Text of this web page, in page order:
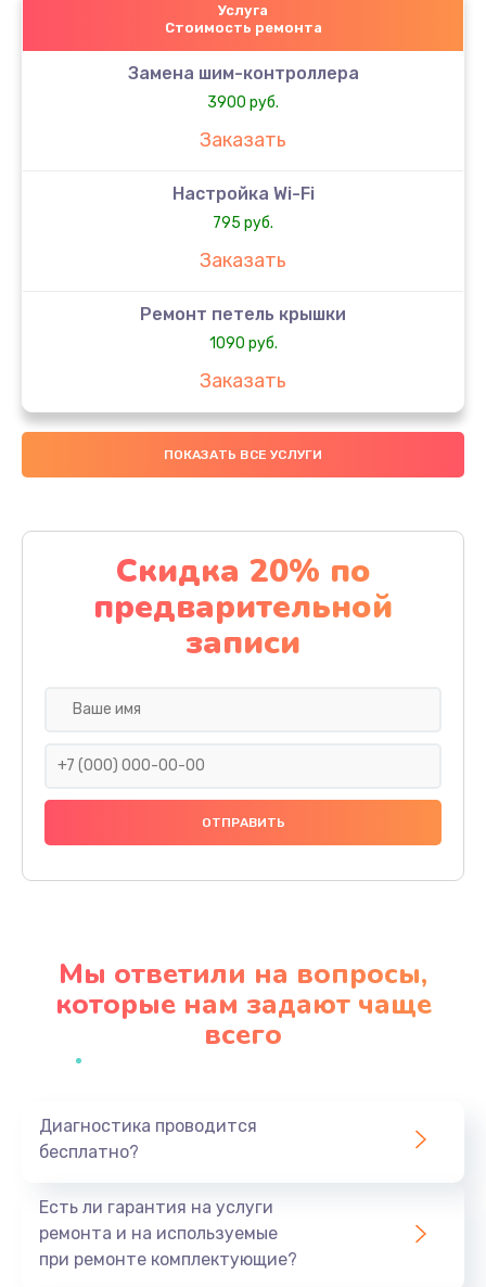
Услуга
Стоимость ремонта
Замена шим-контроллера
3900 руб.
Заказать
Настройка Wi-Fi
795 руб.
Заказать
Ремонт петель крышки
1090 руб.
Заказать
Замена вебкамеры
990 руб.
Замена SSD
890 руб.
Заказать
Замена северного моста
2885 руб.
Заказать
Замена шлейфа матрицы
Заказать
ПОКАЗАТЬ ВСЕ УСЛУГИ
Скидка 20% по
предварительной
записи
Мы ответили на вопросы,
которые нам задают чаще
всего
Диагностика проводится
бесплатно?
Есть ли гарантия на услуги
ремонта и на используемые
при ремонте комплектующие?